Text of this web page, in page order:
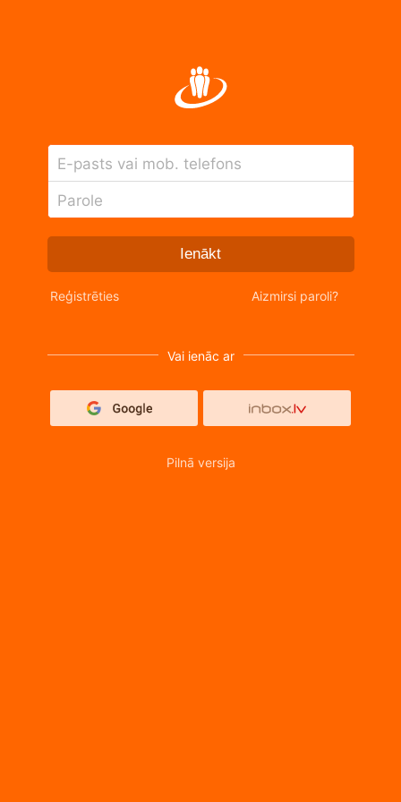
E-pasts vai mob. telefons
Parole
Ienākt
Reģistrēties Aizmirsi paroli?
Vai ienāc ar
Pilnā versija